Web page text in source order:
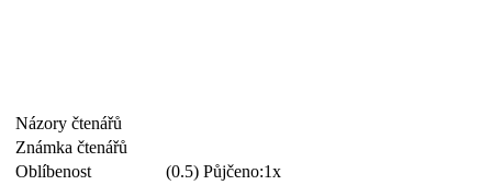
Názory čtenářů
Známka čtenářů
Oblíbenost
(0.5) Půjčeno:1x